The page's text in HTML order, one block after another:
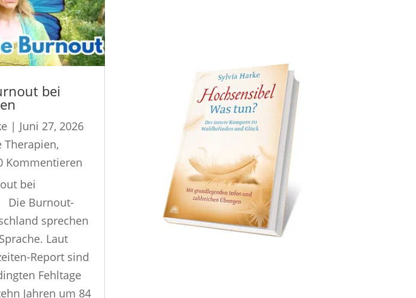
bei
| Juni 27, 2026
Therapien,
Kommentieren
bei
Die Burnout-
sprechen
Laut
Report sind
Fehltage
Jahren um 84